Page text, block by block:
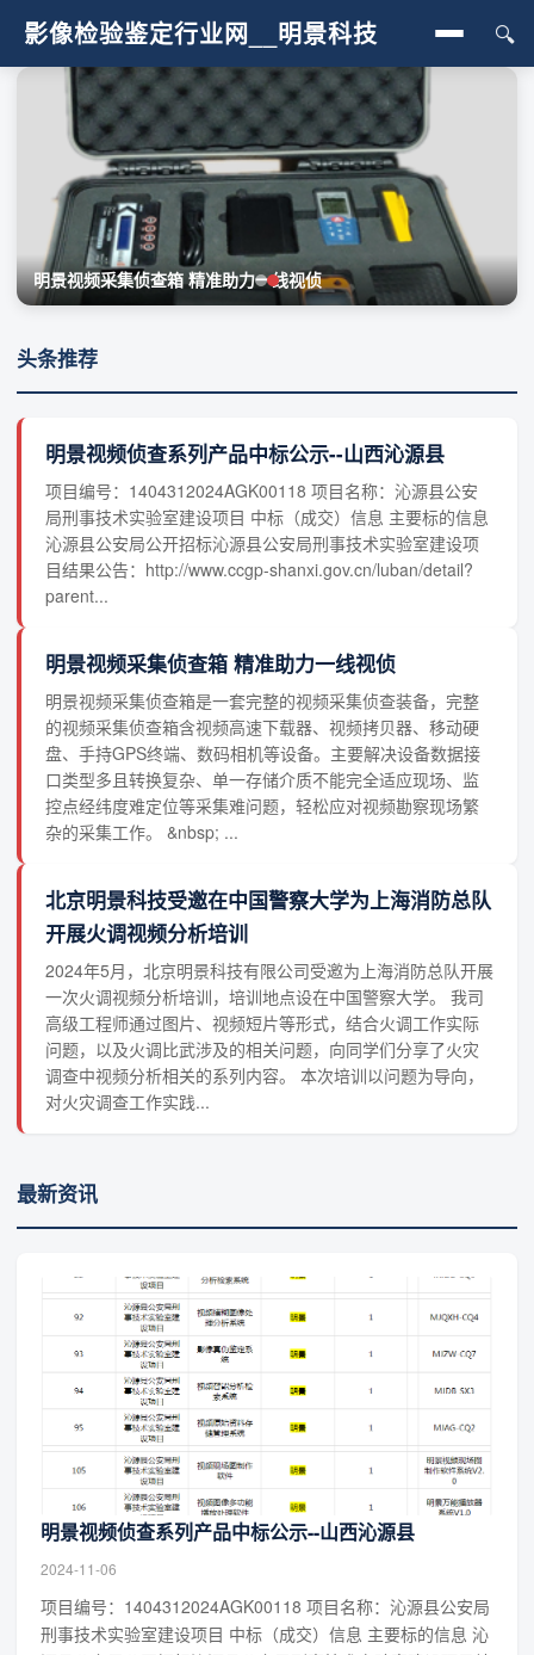
影像检验鉴定行业网__明景科技
行业动态
人像鉴定
影像真伪鉴定
视频过程检验
🔍
明景视频采集侦查箱 精准助力一线视侦
头条推荐
明景视频侦查系列产品中标公示--山西沁源县
项目编号：1404312024AGK00118 项目名称：沁源县公安
局刑事技术实验室建设项目 中标（成交）信息 主要标的信息
沁源县公安局公开招标沁源县公安局刑事技术实验室建设项
目结果公告：http://www.ccgp-shanxi.gov.cn/luban/detail?
parent...
明景视频采集侦查箱 精准助力一线视侦
明景视频采集侦查箱是一套完整的视频采集侦查装备，完整
的视频采集侦查箱含视频高速下载器、视频拷贝器、移动硬
盘、手持GPS终端、数码相机等设备。主要解决设备数据接
口类型多且转换复杂、单一存储介质不能完全适应现场、监
控点经纬度难定位等采集难问题，轻松应对视频勘察现场繁
杂的采集工作。 &nbsp; ...
北京明景科技受邀在中国警察大学为上海消防总队
开展火调视频分析培训
2024年5月，北京明景科技有限公司受邀为上海消防总队开展
一次火调视频分析培训，培训地点设在中国警察大学。 我司
高级工程师通过图片、视频短片等形式，结合火调工作实际
问题，以及火调比武涉及的相关问题，向同学们分享了火灾
调查中视频分析相关的系列内容。 本次培训以问题为导向，
对火灾调查工作实践...
最新资讯
明景视频侦查系列产品中标公示--山西沁源县
2024-11-06
项目编号：1404312024AGK00118 项目名称：沁源县公安局
刑事技术实验室建设项目 中标（成交）信息 主要标的信息 沁